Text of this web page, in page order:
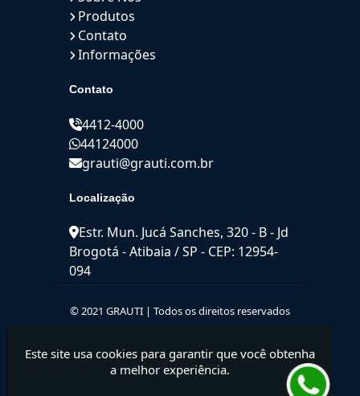
Produtos
Contato
Informações
Contato
4412-4000
44124000
grauti@grauti.com.br
Localização
Estr. Mun. Jucá Sanches, 320 - B - Jd
Brogotá - Atibaia / SP - CEP: 12954-
094
© 2021 GRAUTI | Todos os direitos reservados
Este site usa cookies para garantir que você obtenha
a melhor experiência.